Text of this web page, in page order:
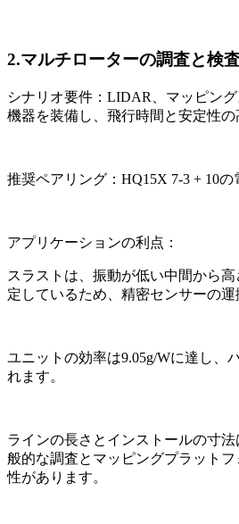
2.マルチローターの調査と検
シナリオ要件：LIDAR、マッピン
機器を装備し、飛行時間と安定性の
推奨ペアリング：HQ15X 7-3 + 10の
アプリケーションの利点：
スラストは、振動が低い中間から
定しているため、精密センサーの運
ユニットの効率は9.05g/Wに達し、
れます。
ラインの長さとインストールの寸
般的な調査とマッピングプラット
性があります。